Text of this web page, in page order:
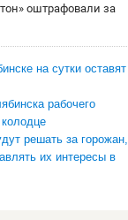
оштрафовали за
на сутки оставят
рабочего
решать за горожан,
их интересы в